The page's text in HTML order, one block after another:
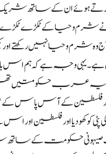
ہوئے ان کے ساتھ
کے ٹکڑے ٹکڑے کیے تھے
وہ شرم و حیا نہیں
وجہ ہے کہ ہم اس بات پر
عرب حکومتیں تھیں
اور فلسطین کے آس
کو کھو دیا اور فلسطین
حکومت کے ساتھ